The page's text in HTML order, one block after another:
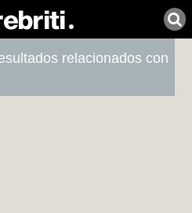
relacionados con